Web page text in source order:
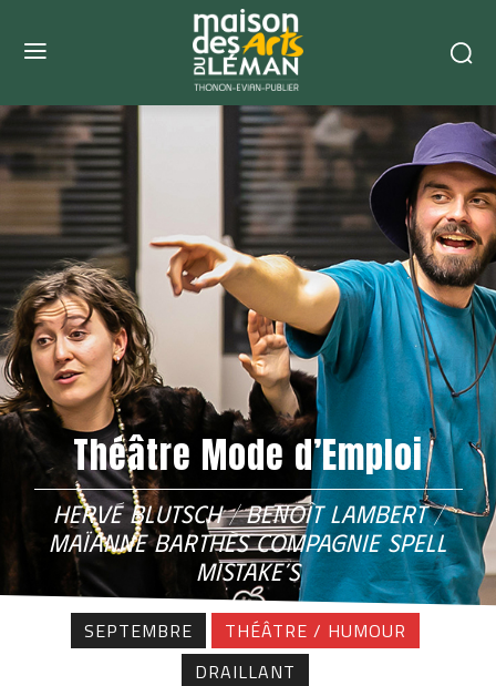
Théâtre Mode d’Emploi
HERVÉ BLUTSCH / BENOÎT LAMBERT /
MAÏANNE BARTHÈS COMPAGNIE SPELL
MISTAKE’S
SEPTEMBRE
THÉÂTRE / HUMOUR
DRAILLANT